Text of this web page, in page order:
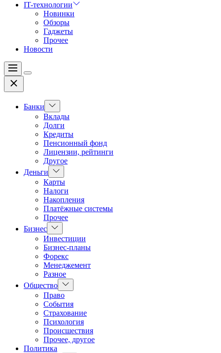
IT-технологии
Новинки
Обзоры
Гаджеты
Прочее
Новости
Меню
Цвет
Закрыть
Банки
Показать
подменю
Вклады
Долги
Кредиты
Пенсионный фонд
Лицензии, рейтинги
Другое
Деньги
Показать
подменю
Карты
Налоги
Накопления
Платёжные системы
Прочее
Бизнес Показать
подменю
Инвестиции
Бизнес-планы
Форекс
Менеджемент
Разное
Общество Показать
подменю
Право
События
Страхование
Психология
Происшествия
Прочее, другое
Политика